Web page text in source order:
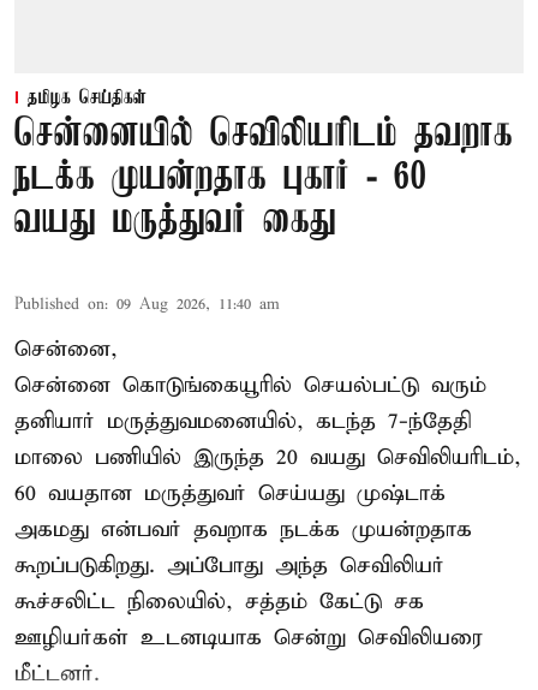
தமிழக செய்திகள்
சென்னையில் செவிலியரிடம் தவறாக
நடக்க முயன்றதாக புகார் - 60
வயது மருத்துவர் கைது
Published on: 09 Aug 2026, 11:40 am
சென்னை,
சென்னை கொடுங்கையூரில் செயல்பட்டு வரும்
தனியார் மருத்துவமனையில், கடந்த 7-ந்தேதி
மாலை பணியில் இருந்த 20 வயது செவிலியரிடம்,
60 வயதான மருத்துவர் செய்யது முஷ்டாக்
அகமது என்பவர் தவறாக நடக்க முயன்றதாக
கூறப்படுகிறது. அப்போது அந்த செவிலியர்
கூச்சலிட்ட நிலையில், சத்தம் கேட்டு சக
ஊழியர்கள் உடனடியாக சென்று செவிலியரை
மீட்டனர்.